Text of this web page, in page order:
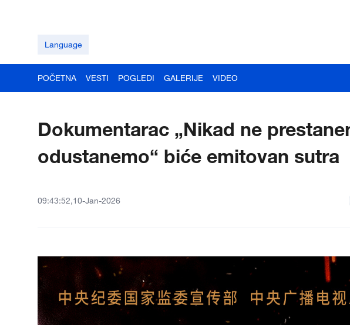
Language
POČETNA VESTI POGLEDI GALERIJE VIDEO
Dokumentarac „Nikad ne
odustanemo“ biće emitovan sutra
09:43:52,10-Jan-2026